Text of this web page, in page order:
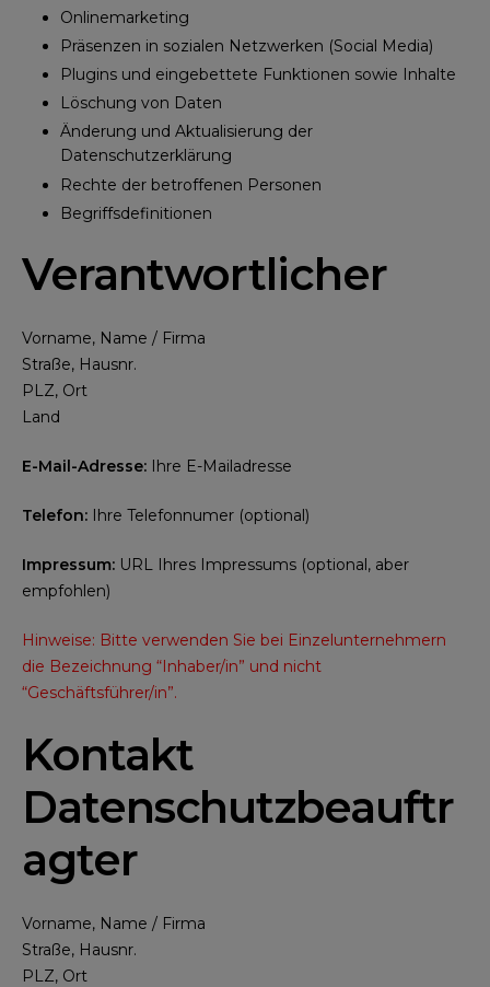
Onlinemarketing
Präsenzen in sozialen Netzwerken (Social Media)
Plugins und eingebettete Funktionen sowie Inhalte
Löschung von Daten
Änderung und Aktualisierung der
Datenschutzerklärung
Rechte der betroffenen Personen
Begriffsdefinitionen
Verantwortlicher
Vorname, Name / Firma
Straße, Hausnr.
PLZ, Ort
Land
E-Mail-Adresse: Ihre E-Mailadresse
Telefon: Ihre Telefonnumer (optional)
Impressum: URL Ihres Impressums (optional, aber
empfohlen)
Hinweise: Bitte verwenden Sie bei Einzelunternehmern
die Bezeichnung “Inhaber/in” und nicht
“Geschäftsführer/in”.
Kontakt
Datenschutzbeauftr
agter
Vorname, Name / Firma
Straße, Hausnr.
PLZ, Ort